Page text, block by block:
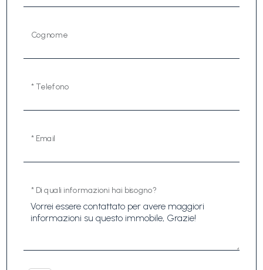
Cognome
* Telefono
* Email
* Di quali informazioni hai bisogno?